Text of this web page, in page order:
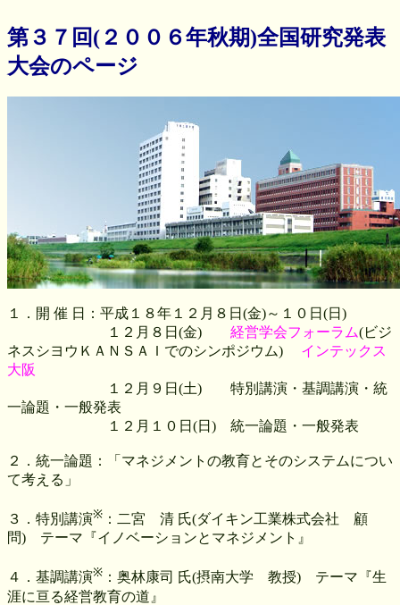
第３７回(２００６年秋期)全国研究発表
大会のページ
１．開 催 日：平成１８年１２月８日(金)～１０日(日)
１２月８日(金) 経営学会フォーラム(ビジ
ネスシヨウＫＡＮＳＡＩでのシンポジウム) インテックス
大阪
１２月９日(土) 特別講演・基調講演・統
一論題・一般発表
１２月１０日(日) 統一論題・一般発表
２．統一論題：「マネジメントの教育とそのシステムについ
て考える」
３．特別講演※ ：二宮 清 氏(ダイキン工業株式会社 顧
問) テーマ『イノベーションとマネジメント』
４．基調講演※ ：奥林康司 氏(摂南大学 教授) テーマ『生
涯に亘る経営教育の道』